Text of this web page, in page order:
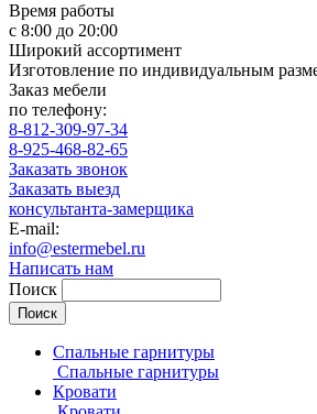
Время работы
с 8:00 до 20:00
Широкий ассортимент
Изготовление по индивидуальным
Заказ мебели
по телефону:
8-812-309-97-34
8-925-468-82-65
Заказать звонок
Заказать выезд
консультанта-замерщика
E-mail:
info@estermebel.ru
Написать нам
Поиск
Спальные гарнитуры
Спальные гарнитуры
Кровати